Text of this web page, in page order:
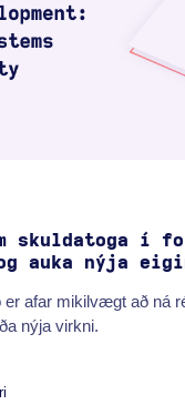
skuldatoga í
auka nýja
er afar mikilvægt að ná
nýja virkni.